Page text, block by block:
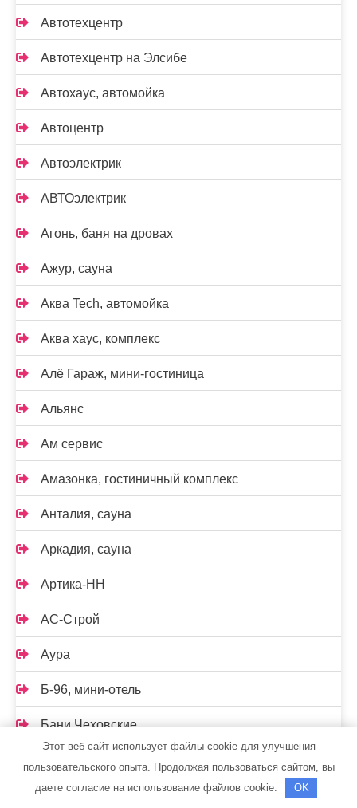
Автотехцентр
Автотехцентр на Элсибе
Автохаус, автомойка
Автоцентр
Автоэлектрик
АВТОэлектрик
Агонь, баня на дровах
Ажур, сауна
Аква Tech, автомойка
Аква хаус, комплекс
Алё Гараж, мини-гостиница
Альянс
Ам сервис
Амазонка, гостиничный комплекс
Анталия, сауна
Аркадия, сауна
Артика-НН
АС-Строй
Аура
Б-96, мини-отель
Бани Чеховские
Бани&SPA, банный SPA-центр
Банный House, банно-гостиничный комплекс
Этот веб-сайт использует файлы cookie для улучшения
пользовательского опыта. Продолжая пользоваться сайтом, вы
даете согласие на использование файлов cookie.
OK